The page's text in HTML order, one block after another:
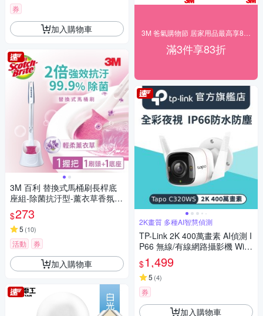
券
加入購物車
3M 百利 替換式馬桶刷長桿底
座組-除菌抗汙型-薰衣草香氛-1
柄1刷頭1底座
$273
5 (10)
活動 券
加入購物車
滿3件享83折
2K畫質 多種AI智慧偵測
TP-Link 2K 400萬畫素 AI偵測 I
P66 無線/有線網路攝影機 WiFi
監視器 IPCAM (雙向語音/全彩
夜視/Tapo C320WS)
$1,499
5 (4)
券
加入購物車